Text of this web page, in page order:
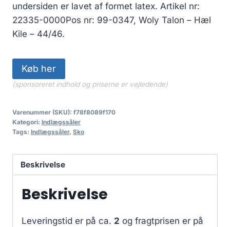
undersiden er lavet af formet latex. Artikel nr:
22335-0000Pos nr: 99-0347, Woly Talon – Hæl
Kile – 44/46.
Køb her
(sponsoreret indhold og priserne er vejledende)
Varenummer (SKU): f78f8089f170
Kategori: Indlægssåler
Tags: Indlægssåler, Sko
Beskrivelse
Beskrivelse
Leveringstid er på ca. 2 og fragtprisen er på